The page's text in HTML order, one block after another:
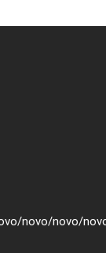
novo/novo/